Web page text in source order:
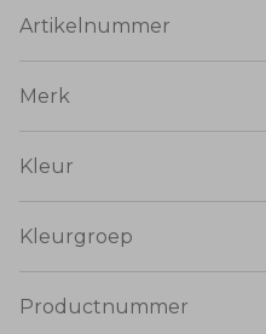
Artikelnummer
Merk
Kleur
Kleurgroep
Productnummer